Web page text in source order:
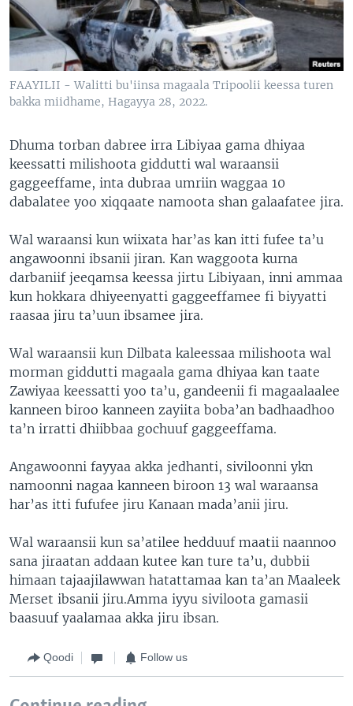
FAAYILII - Walitti bu'iinsa magaala Tripoolii keessa turen
bakka miidhame, Hagayya 28, 2022.
Dhuma torban dabree irra Libiyaa gama dhiyaa
keessatti milishoota giddutti wal waraansii
gaggeeffame, inta dubraa umriin waggaa 10
dabalatee yoo xiqqaate namoota shan galaafatee jira.
Wal waraansi kun wiixata har’as kan itti fufee ta’u
angawoonni ibsanii jiran. Kan waggoota kurna
darbaniif jeeqamsa keessa jirtu Libiyaan, inni ammaa
kun hokkara dhiyeenyatti gaggeeffamee fi biyyatti
raasaa jiru ta’uun ibsamee jira.
Wal waraansii kun Dilbata kaleessaa milishoota wal
morman giddutti magaala gama dhiyaa kan taate
Zawiyaa keessatti yoo ta’u, gandeenii fi magaalaalee
kanneen biroo kanneen zayiita boba’an badhaadhoo
ta’n irratti dhiibbaa gochuuf gaggeeffama.
Angawoonni fayyaa akka jedhanti, siviloonni ykn
namoonni nagaa kanneen biroon 13 wal waraansa
har’as itti fufufee jiru Kanaan mada’anii jiru.
Wal waraansii kun sa’atilee hedduuf maatii naannoo
sana jiraatan addaan kutee kan ture ta’u, dubbii
himaan tajaajilawwan hatattamaa kan ta’an Maaleek
Merset ibsanii jiru.Amma iyyu siviloota gamasii
baasuuf yaalamaa akka jiru ibsan.
Qoodi Follow us